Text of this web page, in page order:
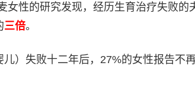
性的研究发现，经历生育治疗失败的
三倍。
）失败十二年后，27%的女性报告不